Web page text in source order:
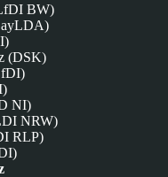
BW)
(DSK)
NI)
NRW)
RLP)